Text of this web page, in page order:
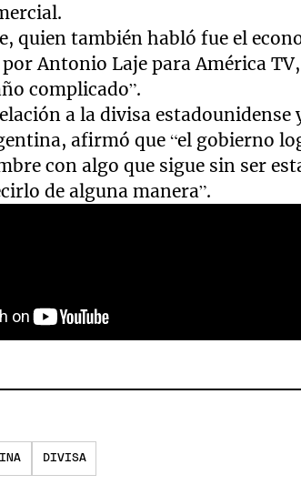
quien también habló fue el
Antonio Laje para América
complicado”.
a la divisa estadounidense
afirmó que “el gobierno
con algo que sigue sin ser
de alguna manera”.
DIVISA